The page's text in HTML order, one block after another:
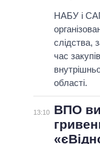
НАБУ і
слідства,
час
області.
13:10
ВПО